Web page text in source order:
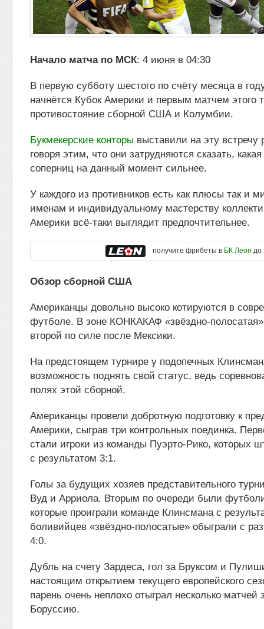
Начало матча по МСК: 4 июня в 04:30
В первую субботу шестого по счёту месяца в
начнётся Кубок Америки и первым матчем этого
противостояние сборной США и Колумбии.
Букмекерские конторы выставили на эту
говоря этим, что они затрудняются сказать,
соперниц на данный момент сильнее.
У каждого из противников есть как плюсы так и
именам и индивидуальному мастерству
Америки всё-таки выглядит предпочтительнее.
получите фрибеты в БК Леон до
Обзор сборной США
Американцы довольно высоко котируются в
футболе. В зоне КОНКАКАФ «звёздно-полосатая»
второй по силе после Мексики.
На предстоящем турнире у подопечных
возможность поднять свой статус, ведь
полях этой сборной.
Американцы провели добротную подготовку к
Америки, сыграв три контрольных поединка.
стали игроки из команды Пуэрто-Рико, которых
с результатом 3:1.
Голы за будущих хозяев представительного
Вуд и Арриола. Вторым по очереди были
которые проиграли команде Клинсмана с
боливийцев «звёздно-полосатые» обыграли с
4:0.
Дубль на счету Зардеса, гол за Бруксом и
настоящим открытием текущего европейского
парень очень неплохо отыграл несколько матчей
Боруссию.